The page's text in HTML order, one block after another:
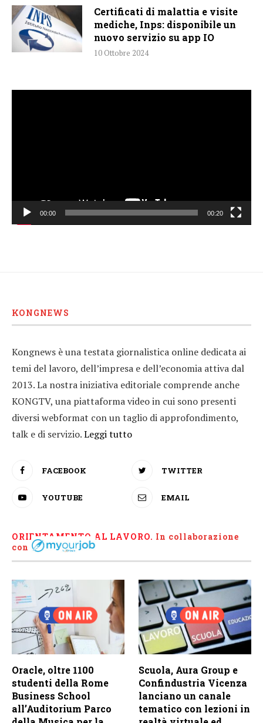
Certificati di malattia e visite
mediche, Inps: disponibile un
nuovo servizio su app IO
10 Ottobre 2024
00:00 00:20
KONGNEWS
Kongnews è una testata giornalistica online dedicata ai
temi del lavoro, dell’impresa e dell’economia attiva dal
2013. La nostra iniziativa editoriale comprende anche
KONGTV, una piattaforma video in cui sono presenti
diversi webformat con un taglio di approfondimento,
talk e di servizio.Leggi tutto
FACEBOOK TWITTER
YOUTUBE EMAIL
ORIENTAMENTO AL LAVORO. In collaborazione
con
Oracle, oltre 1100
studenti della Rome
Business School
all’Auditorium Parco
Scuola, Aura Group e
Confindustria Vicenza
lanciano un canale
tematico con lezioni in